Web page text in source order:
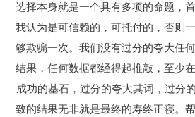
选择本身就是一个具有多项的命题，
我认为是可信赖的，可托付的，否则
够欺骗一次。我们没有过分的夸大任
结果，任何数据都经得起推敲，至少
成功的基石，过分的夸大其词，过分
致的结果无非就是最终的寿终正寝。